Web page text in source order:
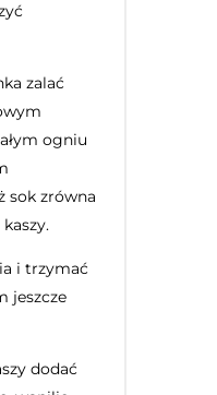
zalać
ogniu
sok zrówna
i trzymać
jeszcze
dodać